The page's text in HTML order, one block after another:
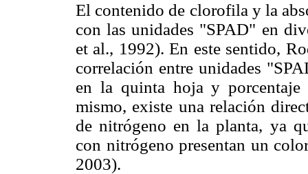
El contenido de clorofila y la
con las unidades "SPAD" en
et al., 1992). En este sentido,
correlación entre unidades
en la quinta hoja y
mismo, existe una relación
de nitrógeno en la planta, ya
con nitró­geno presentan un
2003).